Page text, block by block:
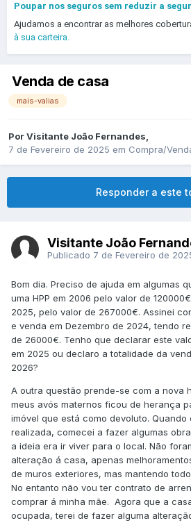
Poupar nos seguros sem reduzir a
Ajudamos a encontrar as melhores
à sua carteira.
Venda de casa
mais-valias
PorVisitante João Fernandes,
7 de Fevereiro de 2025 em Compra/
Responder a este
Visitante João
Publicado 7 de Fevereiro de
Bom dia. Preciso de ajuda em algumas
uma HPP em 2006 pelo valor de
2025, pelo valor de 267000€. Assinei
e venda em Dezembro de 2024, tendo
de 26000€. Tenho que declarar este
em 2025 ou declaro a totalidade da
2026?
A outra questão prende-se com a nova
meus avós maternos ficou de herança
imóvel que está como devoluto. Quando
realizada, comecei a fazer algumas
a ideia era ir viver para o local. Não
alteração á casa, apenas
de muros exteriores, mas mantendo
No entanto não vou ter contrato de
comprar á minha mãe. Agora que a
ocupada, terei de fazer alguma